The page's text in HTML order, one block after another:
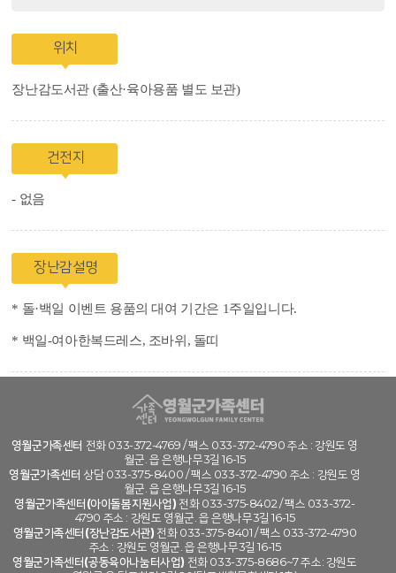
위치
장난감도서관 (출산·육아용품 별도 보관)
건전지
- 없음
장난감설명
* 돌·백일 이벤트 용품의 대여 기간은 1주일입니다.
* 백일-여아한복드레스, 조바위, 돌띠
영월군가족센터 전화 033-372-4769 / 팩스 033-372-4790 주소 : 강원도 영
월군. 읍 은행나무3길 16-15
영월군가족센터 상담 033-375-8400 / 팩스 033-372-4790 주소 : 강원도 영
월군. 읍 은행나무3길 16-15
영월군가족센터(아이돌봄지원사업) 전화 033-375-8402 / 팩스 033-372-
4790 주소 : 강원도 영월군. 읍 은행나무3길 16-15
영월군가족센터(장난감도서관) 전화 033-375-8401 / 팩스 033-372-4790
주소 : 강원도 영월군. 읍 은행나무3길 16-15
영월군가족센터(공동육아나눔터사업) 전화 033-375-8686~7 주소: 강원도